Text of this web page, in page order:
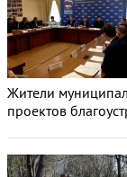
Жители
проектов